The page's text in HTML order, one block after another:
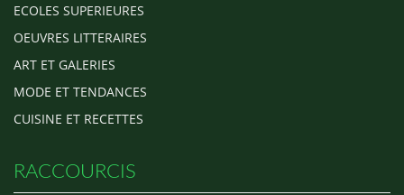
ECOLES SUPERIEURES
OEUVRES LITTERAIRES
ART ET GALERIES
MODE ET TENDANCES
CUISINE ET RECETTES
RACCOURCIS